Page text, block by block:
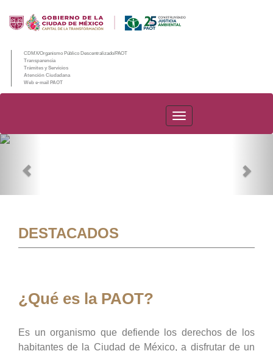
CDMX/Organismo Público Descentralizado/PAOT
Transparencia
Trámites y Servicios
Atención Ciudadana
Web e-mail PAOT
PAOT
DESTACADOS
¿Qué es la PAOT?
Es un organismo que defiende los derechos de los
habitantes de la Ciudad de México, a disfrutar de un